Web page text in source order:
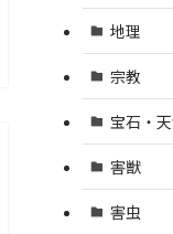
地理
宗教
宝石・
害獣
害虫